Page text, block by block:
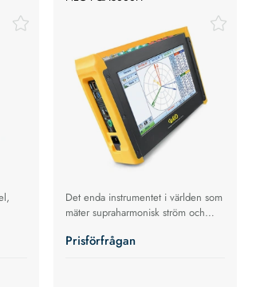
Det enda instrumentet i världen som
mäter supraharmonisk ström och
Prisförfrågan